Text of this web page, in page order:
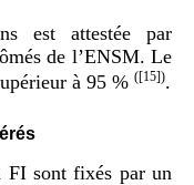
est attestée par
de l’ENSM. Le
à 95 % ([15]).
FI sont fixés par un